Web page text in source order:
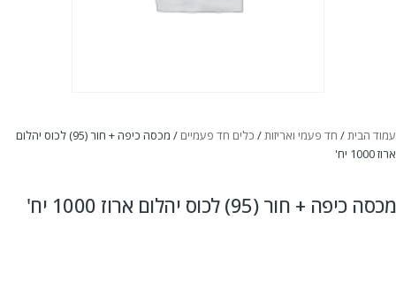
עמוד הבית/ חד פעמי ואריזות/ כלים חד פעמיים
/ מכסה כיפה + חור (95) לכוס יהלום
ארוז 1000 יח'
מכסה כיפה + חור (95) לכוס יהלום ארוז 1000 יח'